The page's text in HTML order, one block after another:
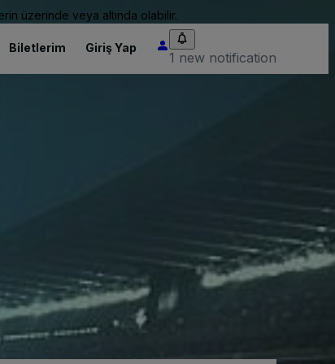
üzerinde veya altında olabilir.
Biletlerim Giriş Yap
1 new notification